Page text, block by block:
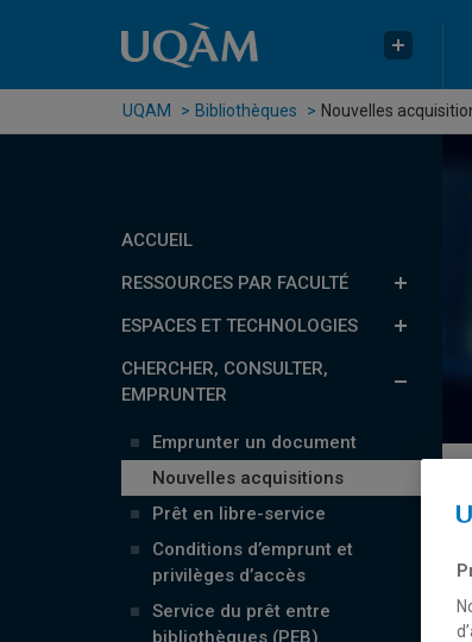
UQAM Bibliothèques Nouvelles
ACCUEIL
RESSOURCES PAR FACULTÉ
ESPACES ET TECHNOLOGIES
CHERCHER, CONSULTER,
EMPRUNTER
Emprunter un document
Nouvelles acquisitions
Prêt en libre-service
Conditions d’emprunt et
privilèges d’accès
Service du prêt entre
bibliothèques (PEB)